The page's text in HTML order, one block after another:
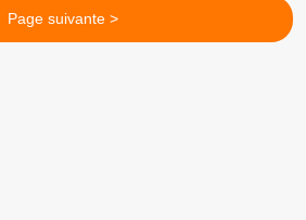
Page suivante >